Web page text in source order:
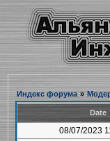
Индекс форума »
Date
08/07/2023